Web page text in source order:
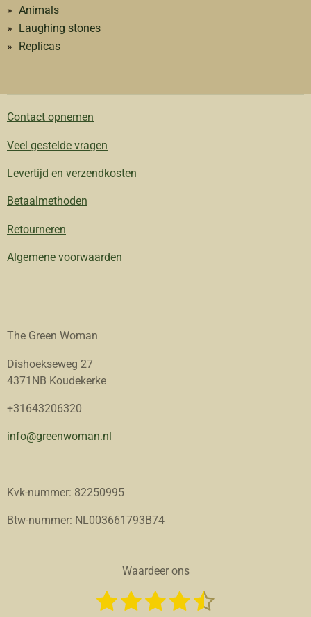
Animals
Laughing stones
Replicas
Contact opnemen
Veel gestelde vragen
Levertijd en verzendkosten
Betaalmethoden
Retourneren
Algemene voorwaarden
The Green Woman
Dishoekseweg 27
4371NB Koudekerke
+31643206320
info@greenwoman.nl
Kvk-nummer: 82250995
Btw-nummer: NL003661793B74
Waardeer ons
1 2 3 4 5